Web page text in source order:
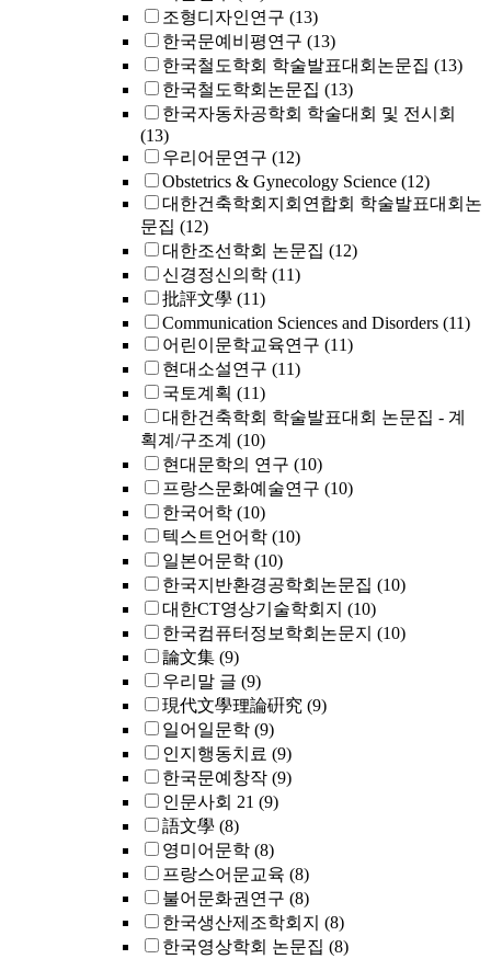
조형디자인연구 (13)
한국문예비평연구 (13)
한국철도학회 학술발표대회논문집 (13)
한국철도학회논문집 (13)
한국자동차공학회 학술대회 및 전시회
(13)
우리어문연구 (12)
Obstetrics & Gynecology Science (12)
대한건축학회지회연합회 학술발표대회논
문집 (12)
대한조선학회 논문집 (12)
신경정신의학 (11)
批評文學 (11)
Communication Sciences and Disorders (11)
어린이문학교육연구 (11)
현대소설연구 (11)
국토계획 (11)
대한건축학회 학술발표대회 논문집 - 계
획계/구조계 (10)
현대문학의 연구 (10)
프랑스문화예술연구 (10)
한국어학 (10)
텍스트언어학 (10)
일본어문학 (10)
한국지반환경공학회논문집 (10)
대한CT영상기술학회지 (10)
한국컴퓨터정보학회논문지 (10)
論文集 (9)
우리말 글 (9)
現代文學理論硏究 (9)
일어일문학 (9)
인지행동치료 (9)
한국문예창작 (9)
인문사회 21 (9)
語文學 (8)
영미어문학 (8)
프랑스어문교육 (8)
불어문화권연구 (8)
한국생산제조학회지 (8)
한국영상학회 논문집 (8)